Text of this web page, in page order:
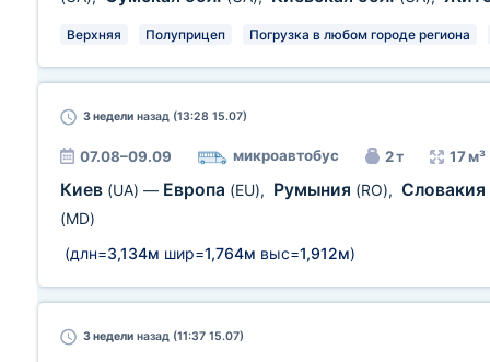
Верхняя Полуприцеп Погрузка в любом городе региона
3 недели назад (13:28 15.07)
07.08–09.09 микроавтобус 2 т 17 м³
Киев (UA) — Европа (EU), Румыния (RO), Словакия
(MD)
(длн=3,134м шир=1,764м выс=1,912м)
3 недели назад (11:37 15.07)